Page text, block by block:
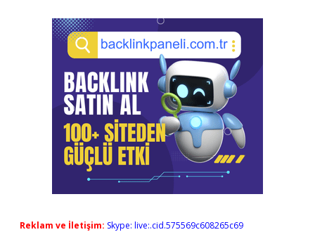
Reklam ve İletişim: Skype: live:.cid.575569c608265c69